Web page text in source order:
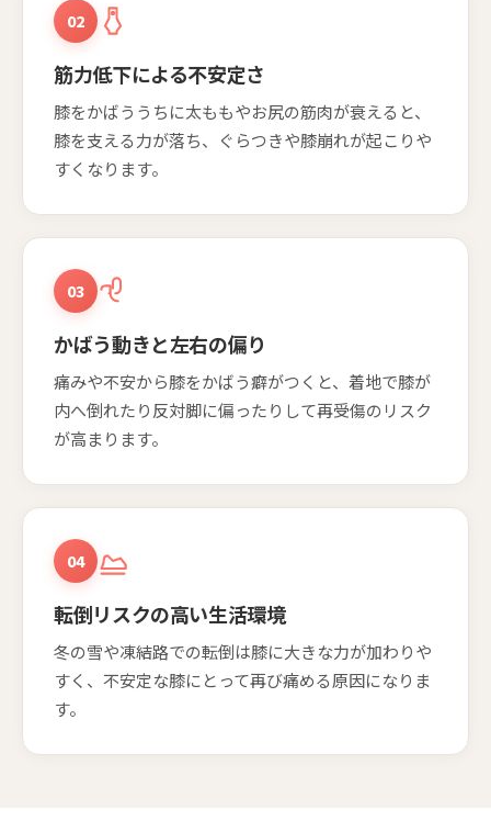
02
筋力低下による不安定さ
膝をかばううちに太ももやお尻の筋肉が衰えると、
膝を支える力が落ち、ぐらつきや膝崩れが起こりや
すくなります。
03
かばう動きと左右の偏り
痛みや不安から膝をかばう癖がつくと、着地で膝が
内へ倒れたり反対脚に偏ったりして再受傷のリスク
が高まります。
04
転倒リスクの高い生活環境
冬の雪や凍結路での転倒は膝に大きな力が加わりや
すく、不安定な膝にとって再び痛める原因になりま
す。